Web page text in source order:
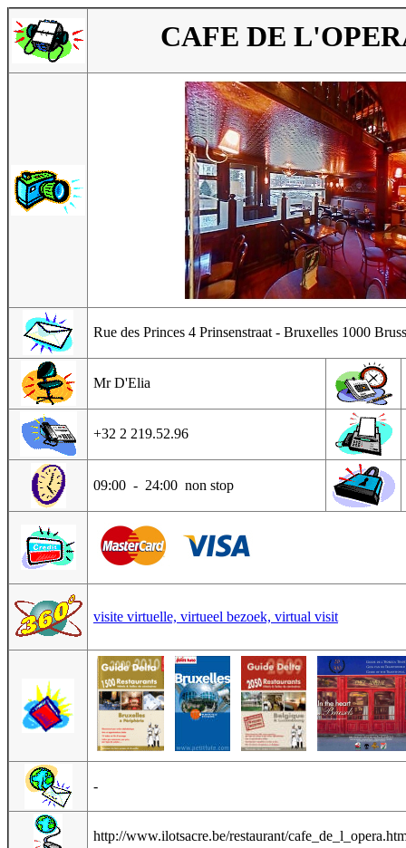
CAFE DE
Rue des Princes 4 Prinsenstraat - Bruxelles 1000
Mr D'Elia
+32 2 219.52.96
09:00 - 24:00 non stop
visite virtuelle, virtueel bezoek, virtual visit
-
http://www.ilotsacre.be/restaurant/